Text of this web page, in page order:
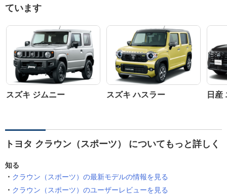
ています
スズキ ジムニー スズキ ハスラー 日産
トヨタ クラウン（スポーツ） についてもっと詳しく
知る
クラウン（スポーツ）の最新モデルの情報を見る
クラウン（スポーツ）のユーザーレビューを見る